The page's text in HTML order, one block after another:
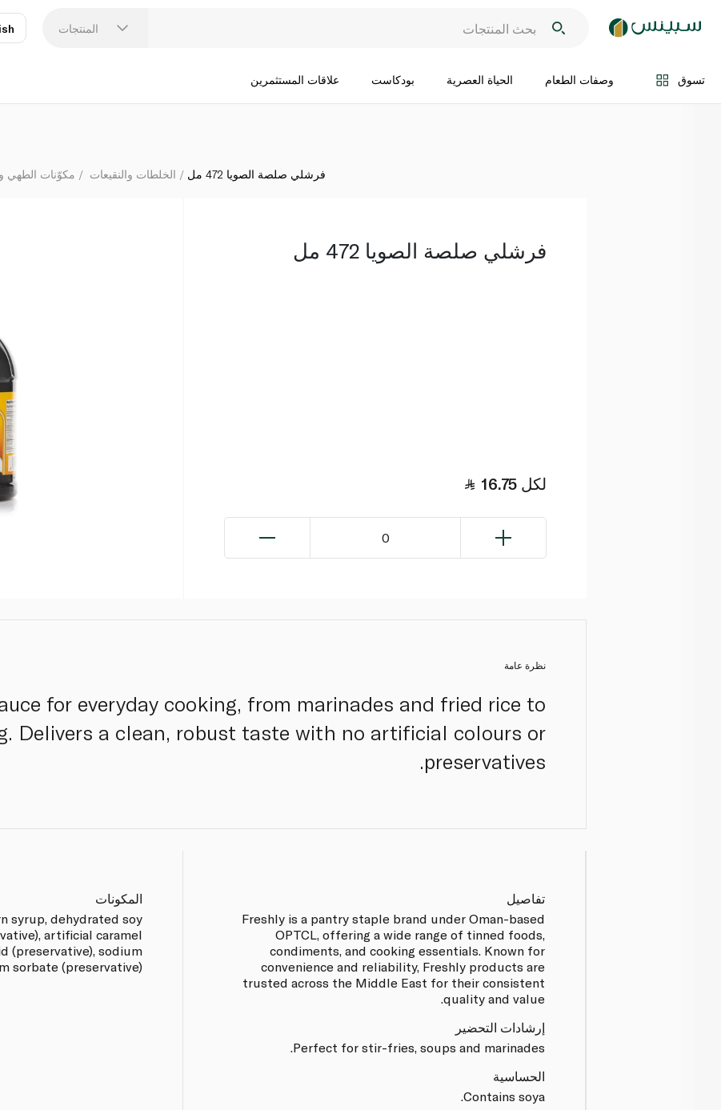
المنتجات
تسوق وصفات الطعام الحياة العصرية بودكاست علاقات المستثمرين
اضف الى السلة
مكوّنات الطهي الخلطات والنقيعات فرشلي صلصة الصويا 472 مل
فرشلي صلصة الصويا 472 مل
16.75 لكل
0
نظرة عامة
for everyday cooking, from marinades and fried rice to
Delivers a clean, robust taste with no artificial colours or
preservatives.
تفاصيل
Freshly is a pantry staple brand under Oman-based
OPTCL, offering a wide range of tinned foods,
condiments, and cooking essentials. Known for
convenience and reliability, Freshly products are
trusted across the Middle East for their consistent
quality and value.
إرشادات التحضير
Perfect for stir-fries, soups and marinades.
الحساسية
Contains soya.
المكونات
syrup, dehydrated soy
artificial caramel
(preservative), sodium
sorbate (preservative).